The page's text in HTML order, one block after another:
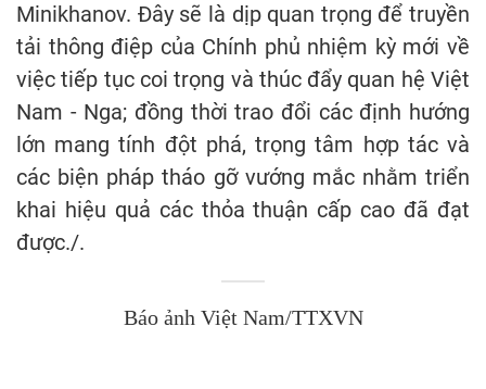
Minikhanov. Đây sẽ là dịp quan trọng để truyền
tải thông điệp của Chính phủ nhiệm kỳ mới về
việc tiếp tục coi trọng và thúc đẩy quan hệ Việt
Nam - Nga; đồng thời trao đổi các định hướng
lớn mang tính đột phá, trọng tâm hợp tác và
các biện pháp tháo gỡ vướng mắc nhằm triển
khai hiệu quả các thỏa thuận cấp cao đã đạt
được./.
Báo ảnh Việt Nam/TTXVN